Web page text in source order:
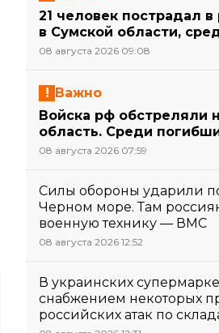
21 человек пострадал в
в Сумской области,
08 августа 2026 09:08
Важно
Войска рф обстреляли
область. Среди
08 августа 2026 07:59
Силы обороны ударили
Черном море. Там
военную технику — ВМС
08 августа 2026 12:52
В украинских
снабжением некоторых
российских атак по